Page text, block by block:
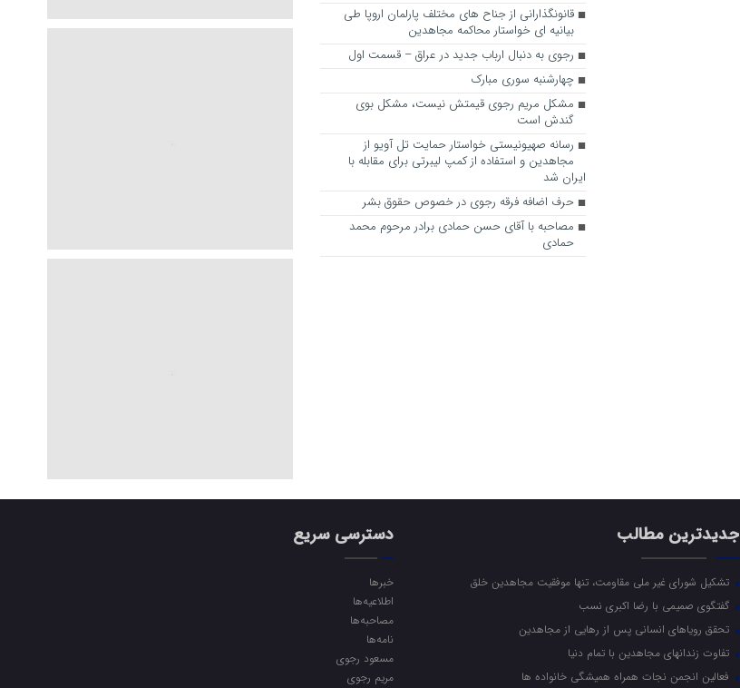
قانونگذارانی از جناح های مختلف پارلمان اروپا طی
بیانیه ای خواستار محاکمه مجاهدین
رجوی به دنبال ارباب جدید در عراق – قسمت اول
چهارشنبه سوری مبارک
مشکل مریم رجوی قیمتش نیست، مشکل بوی
گندش است
رسانه صهیونیستی خواستار حمایت تل آویو از
مجاهدین و استفاده از کمپ لیبرتی برای مقابله با
ایران شد
حرف اضافه فرقه رجوی در خصوص حقوق بشر
مصاحبه با آقای حسن حمادی برادر مرحوم محمد
حمادی
جدیدترین مطالب
تشکیل شورای غیر ملی مقاومت، تنها موفقیت مجاهدین خلق
گفتگوی صمیمی با رضا اکبری نسب
تحقق رویاهای انسانی پس از رهایی از مجاهدین
تفاوت زندانهای مجاهدین با تمام دنیا
فعالین انجمن نجات همراه همیشگی خانواده ها
دسترسی سریع
خبرها
اطلاعیه‌ها
مصاحبه‌ها
نامه‌ها
مسعود رجوی
مریم رجوی